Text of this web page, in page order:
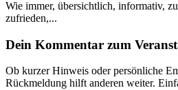
Wie immer, übersichtlich, informativ,
zufrieden,...
Dein Kommentar zum
Ob kurzer Hinweis oder persönliche
Rückmeldung hilft anderen weiter.